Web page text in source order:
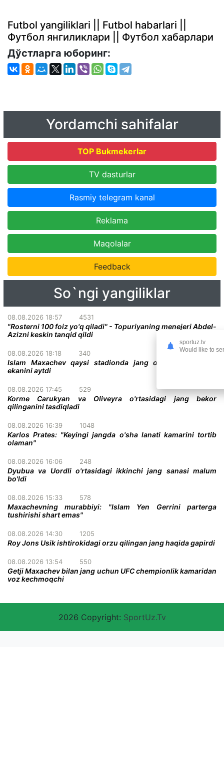
Futbol yangiliklari || Futbol habarlari ||
Футбол янгиликлари || Футбол хабарлари
Дўстларга юборинг:
Yordamchi sahifalar
TOP Bukmekerlar
TV dasturlar
Rasmiy telegram kanal
Reklama
Maqolalar
Feedback
So`ngi yangiliklar
08.08.2026 18:57 4531
"Rosterni 100 foiz yo'q qiladi" - Topuriyaning menejeri Abdel-
Azizni keskin tanqid qildi
08.08.2026 18:18 340
Islam Maxachev qaysi stadionda jang o'tkazish istagida
ekanini aytdi
08.08.2026 17:45 529
Korme Carukyan va Oliveyra o'rtasidagi jang bekor
qilinganini tasdiqladi
08.08.2026 16:39 1048
Karlos Prates: "Keyingi jangda o'sha lanati kamarini tortib
olaman"
08.08.2026 16:06 248
Dyubua va Uordli o'rtasidagi ikkinchi jang sanasi malum
bo'ldi
08.08.2026 15:33 578
Maxachevning murabbiyi: "Islam Yen Gerrini parterga
tushirishi shart emas"
08.08.2026 14:30 1205
Roy Jons Usik ishtirokidagi orzu qilingan jang haqida gapirdi
08.08.2026 13:54 550
Getji Maxachev bilan jang uchun UFC chempionlik kamaridan
voz kechmoqchi
2026 Copyright: SportUz.Tv
sportuz.tv
Would like to